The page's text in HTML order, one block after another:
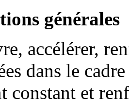
générales
accélérer,
dans le
constant et